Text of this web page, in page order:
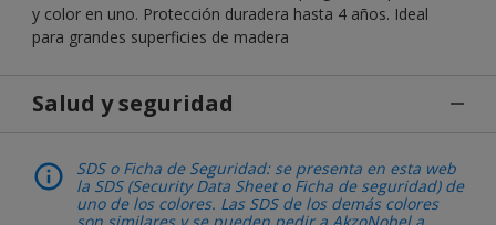
y color en uno. Protección duradera hasta 4 años. Ideal
para grandes superficies de madera
Salud y seguridad
SDS o Ficha de Seguridad: se presenta en esta web
la SDS (Security Data Sheet o Ficha de seguridad) de
uno de los colores. Las SDS de los demás colores